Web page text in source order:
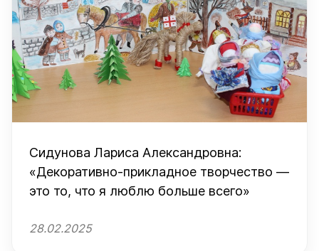
Сидунова Лариса Александровна:
«Декоративно-прикладное творчество —
это то, что я люблю больше всего»
28.02.2025